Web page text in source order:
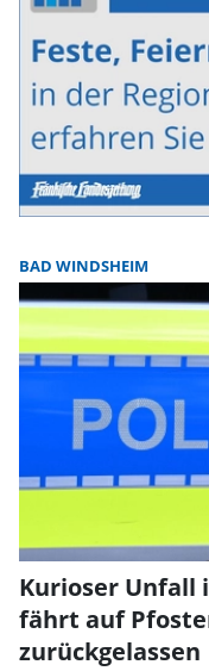
BAD WINDSHEIM
Kurioser Unfall
fährt auf
zurückgelassen